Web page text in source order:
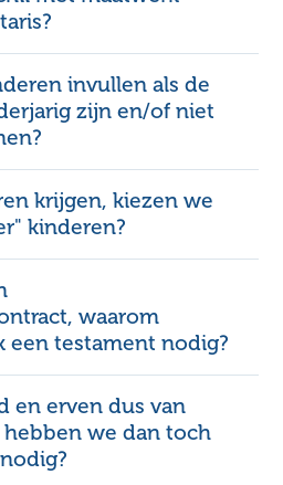
invullen als de
zijn en/of niet
krijgen, kiezen we
kinderen?
waarom
een testament nodig?
en erven dus van
hebben we dan toch
met je testament
Centraal